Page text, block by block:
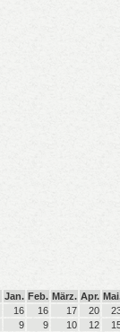
Jan. Feb. März. Apr.
16 16 17 20
9 9 10 12